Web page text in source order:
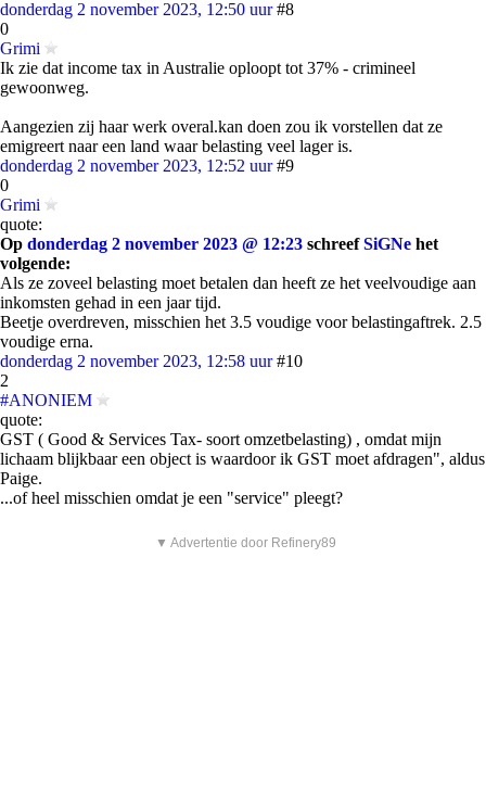
donderdag 2 november 2023, 12:50 uur #8
0
Grimi
Ik zie dat income tax in Australie oploopt tot 37% - crimineel
gewoonweg.
Aangezien zij haar werk overal.kan doen zou ik vorstellen dat ze
emigreert naar een land waar belasting veel lager is.
donderdag 2 november 2023, 12:52 uur #9
0
Grimi
quote:
Op donderdag 2 november 2023 @ 12:23 schreefSiGNe het
volgende:
Als ze zoveel belasting moet betalen dan heeft ze het veelvoudige aan
inkomsten gehad in een jaar tijd.
Beetje overdreven, misschien het 3.5 voudige voor belastingaftrek. 2.5
voudige erna.
donderdag 2 november 2023, 12:58 uur #10
2
#ANONIEM
quote:
GST ( Good & Services Tax- soort omzetbelasting) , omdat mijn
lichaam blijkbaar een object is waardoor ik GST moet afdragen", aldus
Paige.
...of heel misschien omdat je een "service" pleegt?
▼ Advertentie door Refinery89